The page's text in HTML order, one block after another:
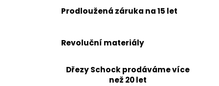
Prodloužená záruka na 15 let
Revoluční materiály
Dřezy Schock prodáváme více
než 20 let